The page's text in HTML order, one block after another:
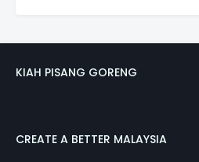
KIAH PISANG GORENG
CREATE A BETTER MALAYSIA